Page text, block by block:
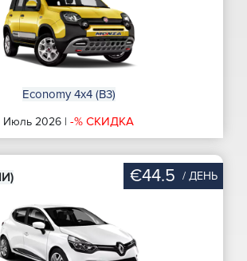
Economy 4x4 (B3)
Июль 2026 | -% СКИДКА
€44.5 / ДЕНЬ